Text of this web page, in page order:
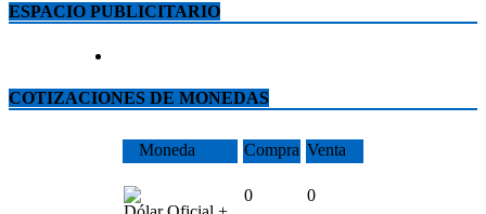
ESPACIO PUBLICITARIO
COTIZACIONES DE MONEDAS
Moneda Compra Venta
0 0